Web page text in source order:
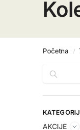
Početna /
AKCIJE